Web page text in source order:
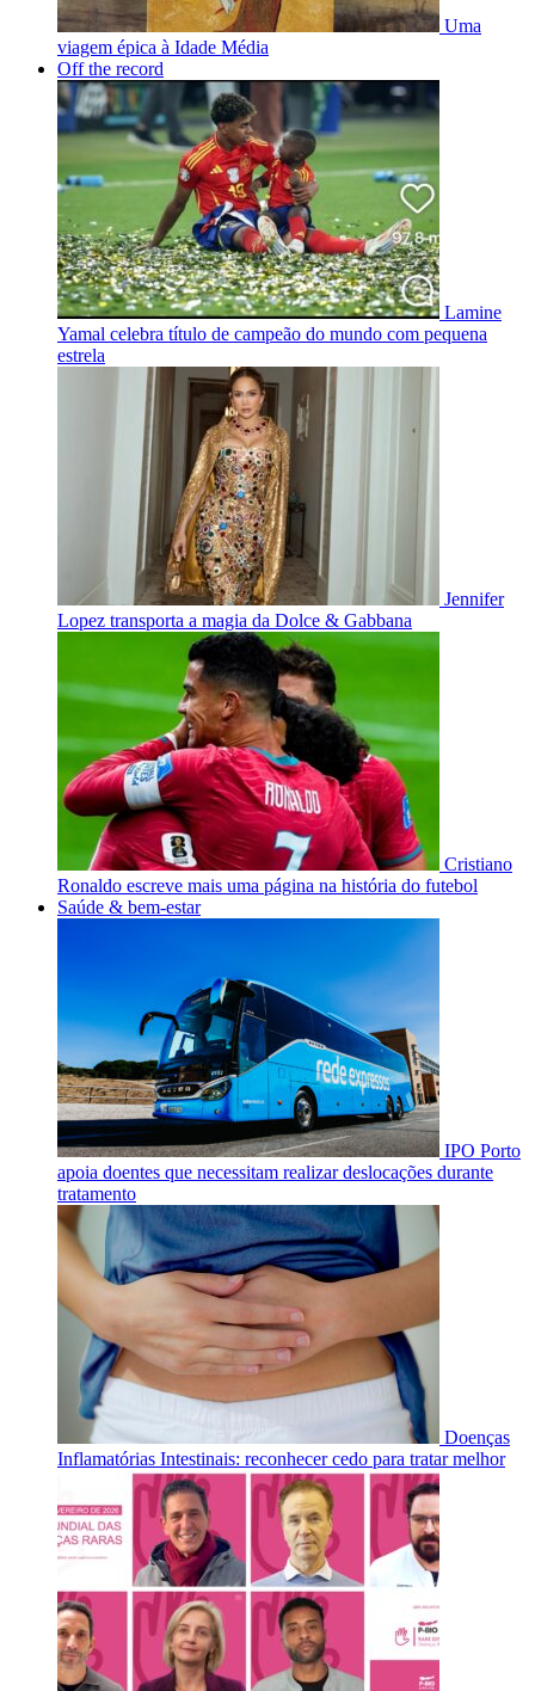
Uma
viagem épica à Idade Média
Off the record
Lamine
Yamal celebra título de campeão do mundo com pequena
estrela
Jennifer
Lopez transporta a magia da Dolce & Gabbana
Cristiano
Ronaldo escreve mais uma página na história do futebol
Saúde & bem-estar
IPO Porto
apoia doentes que necessitam realizar deslocações durante
tratamento
Doenças
Inflamatórias Intestinais: reconhecer cedo para tratar melhor